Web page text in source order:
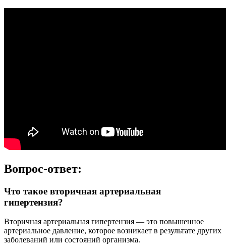
Вопрос-ответ:
Что такое вторичная артериальная
гипертензия?
Вторичная артериальная гипертензия — это повышенное
артериальное давление, которое возникает в результате других
заболеваний или состояний организма.